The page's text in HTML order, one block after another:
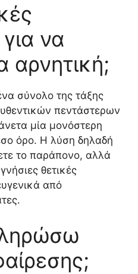
να
αρνητική;
σύνολο της τάξης
πεντάστερων
μία μονόστερη
όρο. Η λύση δηλαδή
το παράπονο, αλλά
θετικές
από